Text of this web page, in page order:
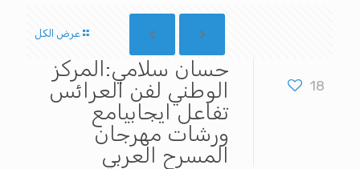
عرض الكل
18
حسان سلامي:المركز
الوطني لفن العرائس
تفاعل ايجابيامع
ورشات مهرجان
المسرح العربي